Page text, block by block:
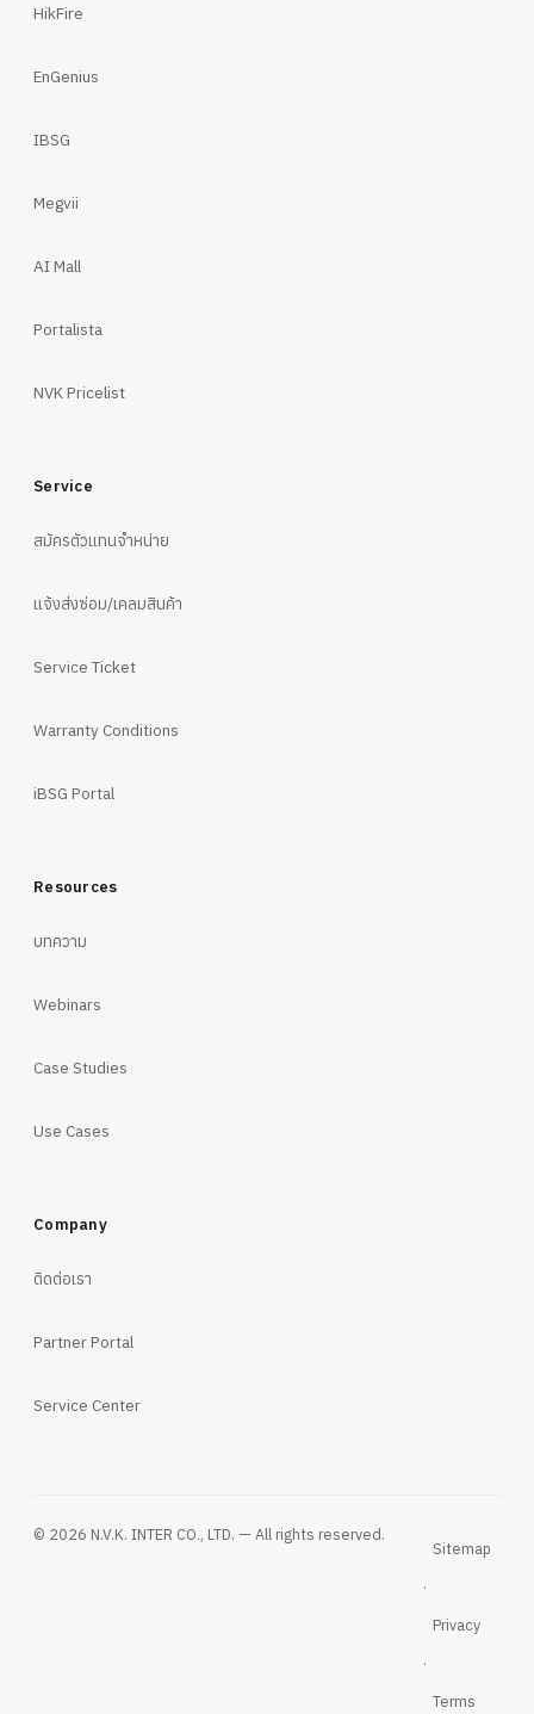
HikFire
EnGenius
IBSG
Megvii
AI Mall
Portalista
NVK Pricelist
Service
สมัครตัวแทนจำหน่าย
แจ้งส่งซ่อม/เคลมสินค้า
Service Ticket
Warranty Conditions
iBSG Portal
Resources
บทความ
Webinars
Case Studies
Use Cases
Company
ติดต่อเรา
Partner Portal
Service Center
© 2026 N.V.K. INTER CO., LTD. — All rights reserved.
Sitemap
·
Privacy
·
Terms